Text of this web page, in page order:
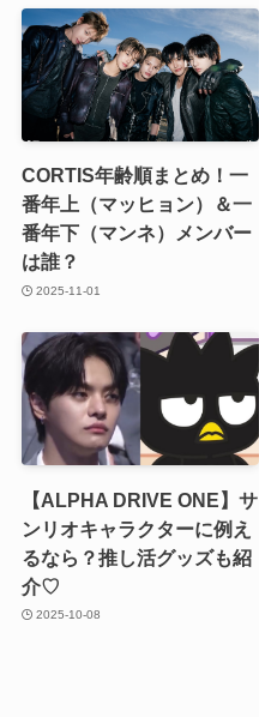
CORTIS年齢順まとめ！一
番年上（マッヒョン）＆一
番年下（マンネ）メンバー
は誰？
2025-11-01
【ALPHA DRIVE ONE】サ
ンリオキャラクターに例え
るなら？推し活グッズも紹
介♡
2025-10-08